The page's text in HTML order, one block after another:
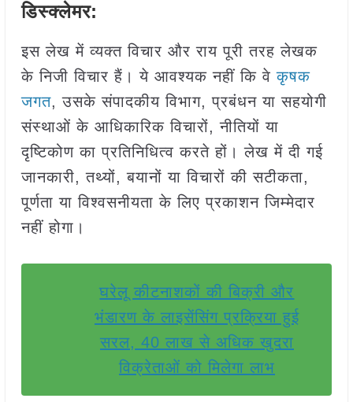
डिस्क्लेमर:
इस लेख में व्यक्त विचार और राय पूरी तरह लेखक
के निजी विचार हैं। ये आवश्यक नहीं कि वेकृषक
जगत, उसके संपादकीय विभाग, प्रबंधन या सहयोगी
संस्थाओं के आधिकारिक विचारों, नीतियों या
दृष्टिकोण का प्रतिनिधित्व करते हों। लेख में दी गई
जानकारी, तथ्यों, बयानों या विचारों की सटीकता,
पूर्णता या विश्वसनीयता के लिए प्रकाशन जिम्मेदार
नहीं होगा।
घरेलू कीटनाशकों की बिक्री और
भंडारण के लाइसेंसिंग प्रक्रिया हुई
सरल, 40 लाख से अधिक खुदरा
विक्रेताओं को मिलेगा लाभ